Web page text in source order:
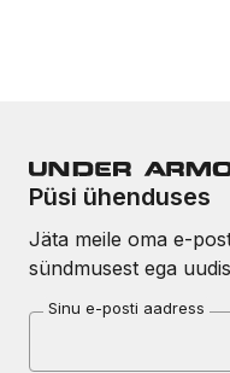
Püsi ühenduses
Jäta meile oma e-
sündmusest ega
Sinu e-posti aadress